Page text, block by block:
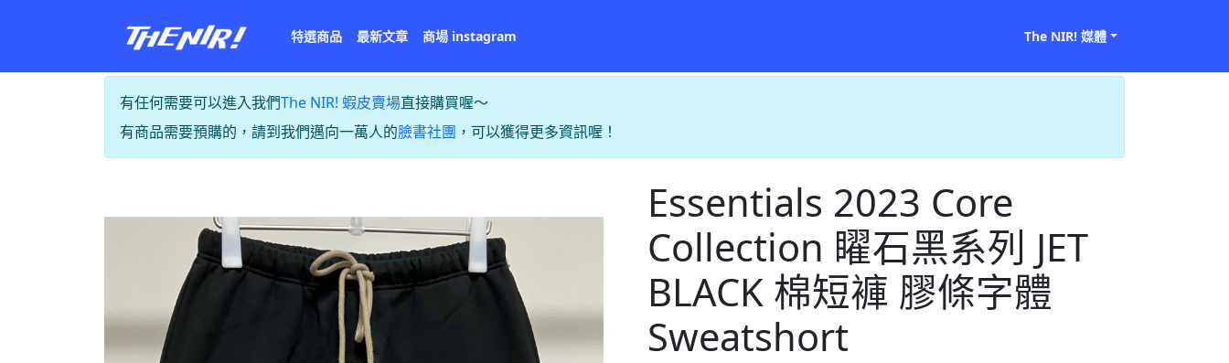
特選商品 最新文章 商場 instagram The NIR! 媒體
有任何需要可以進入我們The NIR! 蝦皮賣場直接購買喔～
有商品需要預購的，請到我們邁向一萬人的臉書社團 ，可以獲得更多資訊喔！
Essentials 2023 Core
Collection 矅石黑系列 JET
BLACK 棉短褲 膠條字體
Sweatshort